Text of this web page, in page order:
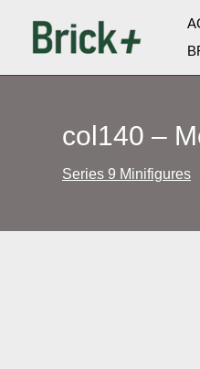
col140 –
Series 9 Minifigures